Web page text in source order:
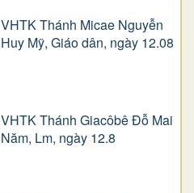
VHTK Thánh Micae Nguyễn
Huy Mỹ, Giáo dân, ngày 12.08
VHTK Thánh Giacôbê Ðỗ Mai
Năm, Lm, ngày 12.8